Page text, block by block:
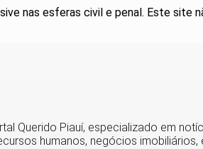
nas esferas civil e penal. Este site
Querido Piauí, especializado em
humanos, negócios imobiliários,